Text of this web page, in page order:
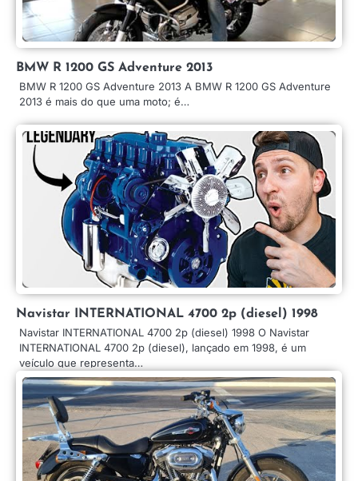
BMW R 1200 GS Adventure 2013
BMW R 1200 GS Adventure 2013 A BMW R 1200 GS Adventure
2013 é mais do que uma moto; é…
Navistar INTERNATIONAL 4700 2p (diesel) 1998
Navistar INTERNATIONAL 4700 2p (diesel) 1998 O Navistar
INTERNATIONAL 4700 2p (diesel), lançado em 1998, é um
veículo que representa…